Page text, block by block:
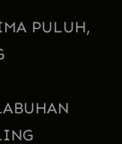
PULUH,